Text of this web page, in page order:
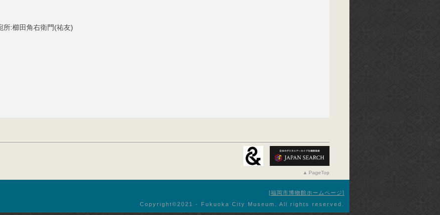
:櫛田角右衛門(祐友)
PageTop
福岡市博物館ホームページ
Copyright©︎2021 - Fukuoka City Museum. All rights reserved.